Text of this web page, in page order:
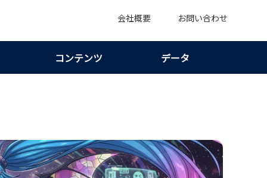
会社概要 お問い合わせ
コンテンツ データ
全に推しの動向を追うための基礎知識！